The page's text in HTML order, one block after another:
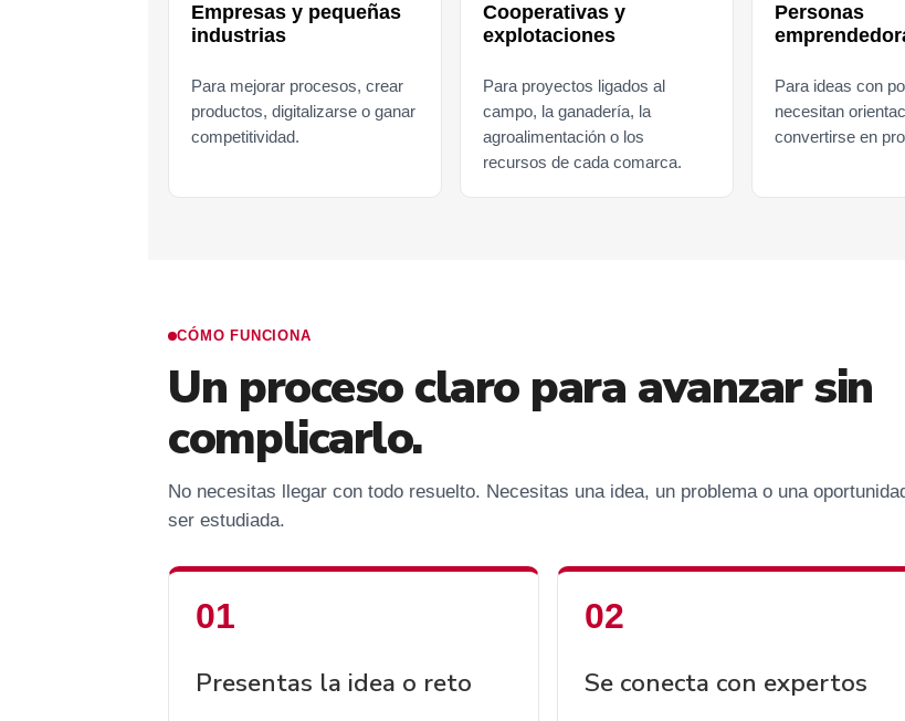
Empresas y pequeñas
industrias
Para mejorar procesos, crear
productos, digitalizarse o ganar
competitividad.
Cooperativas y
explotaciones
Para proyectos ligados al
campo, la ganadería, la
agroalimentación o los
recursos de cada comarca.
Personas
Para ideas con
necesitan
convertirse en
CÓMO FUNCIONA
Un proceso claro para avanzar sin
complicarlo.
No necesitas llegar con todo resuelto. Necesitas una idea, un problema o una
ser estudiada.
Presentas la idea o reto Se conecta con expertos